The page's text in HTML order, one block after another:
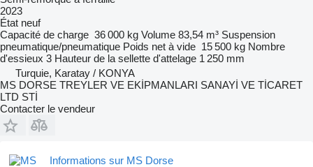
2023
État neuf
Capacité de charge 36 000 kg Volume 83,54 m³ Suspension
pneumatique/pneumatique Poids net à vide 15 500 kg Nombre
d'essieux 3 Hauteur de la sellette d'attelage 1 250 mm
Turquie, Karatay / KONYA
MS DORSE TREYLER VE EKİPMANLARI SANAYİ VE TİCARET
LTD STİ
Contacter le vendeur
Informations sur MS Dorse